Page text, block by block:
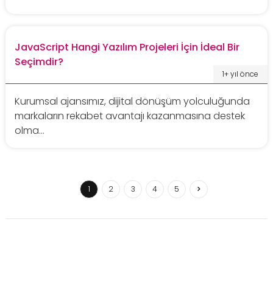
JavaScript Hangi Yazılım Projeleri İçin İdeal Bir
Seçimdir?
1+ yıl önce
Kurumsal ajansımız, dijital dönüşüm yolculuğunda
markaların rekabet avantajı kazanmasına destek
olma...
1 2 3 4 5